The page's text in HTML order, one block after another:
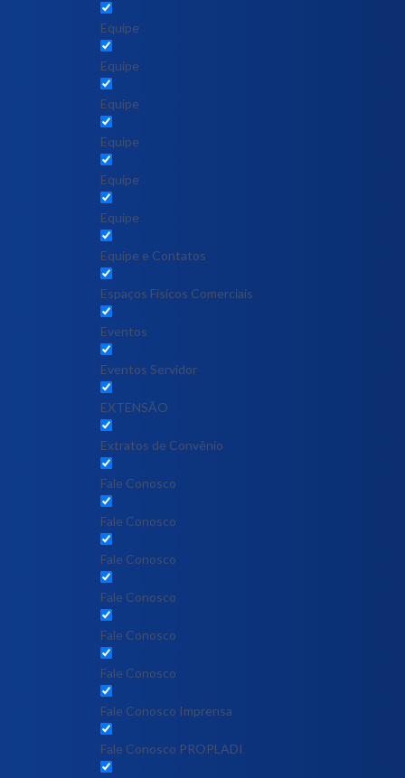
Equipe
Equipe
Equipe
Equipe
Equipe
Equipe
Equipe e Contatos
Espaços Físicos Comerciais
Eventos
Eventos Servidor
EXTENSÃO
Extratos de Convênio
Fale Conosco
Fale Conosco
Fale Conosco
Fale Conosco
Fale Conosco
Fale Conosco
Fale Conosco Imprensa
Fale Conosco PROPLADI